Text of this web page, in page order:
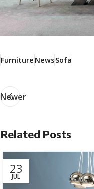
FurnitureNewsSofa
Newer
Related Posts
23
JUL